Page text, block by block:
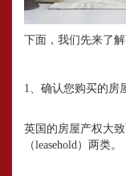
下面，我们先来了
1、确认您购买的房
英国的房屋产权大
（leasehold）两类。